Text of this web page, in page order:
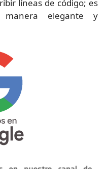
líneas de código; es
manera elegante y